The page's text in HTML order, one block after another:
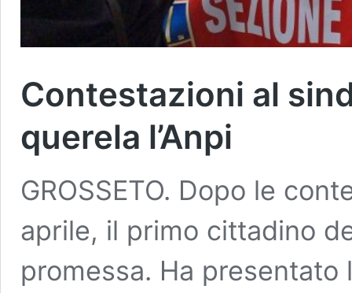
Contestazioni al
querela l’Anpi
GROSSETO. Dopo le
aprile, il primo cittadino
promessa. Ha presentato